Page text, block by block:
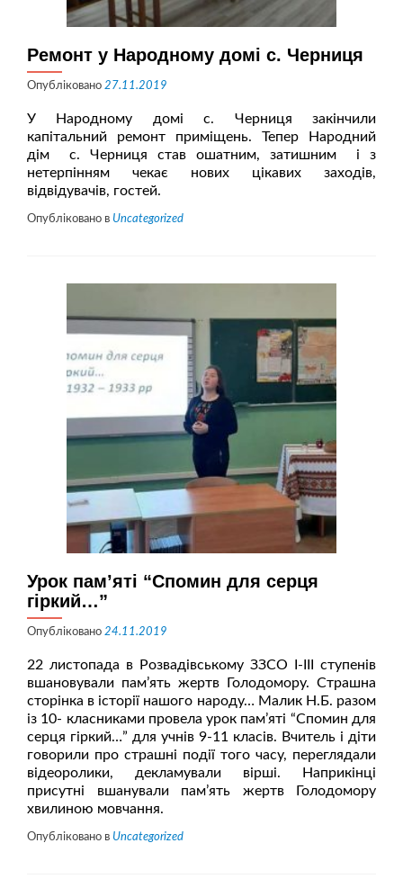
Ремонт у Народному домі с. Черниця
Опубліковано 27.11.2019
У Народному домі с. Черниця закінчили
капітальний ремонт приміщень. Тепер Народний
дім с. Черниця став ошатним, затишним і з
нетерпінням чекає нових цікавих заходів,
відвідувачів, гостей.
Опубліковано в Uncategorized
Урок пам’яті “Спомин для серця
гіркий…”
Опубліковано 24.11.2019
22 листопада в Розвадівському ЗЗСО I-III ступенів
вшановували пам’ять жертв Голодомору. Страшна
сторінка в історії нашого народу… Малик Н.Б. разом
із 10- класниками провела урок пам’яті “Спомин для
серця гіркий…” для учнів 9-11 класів. Вчитель і діти
говорили про страшні події того часу, переглядали
відеоролики, декламували вірші. Наприкінці
присутні вшанували пам’ять жертв Голодомору
хвилиною мовчання.
Опубліковано в Uncategorized